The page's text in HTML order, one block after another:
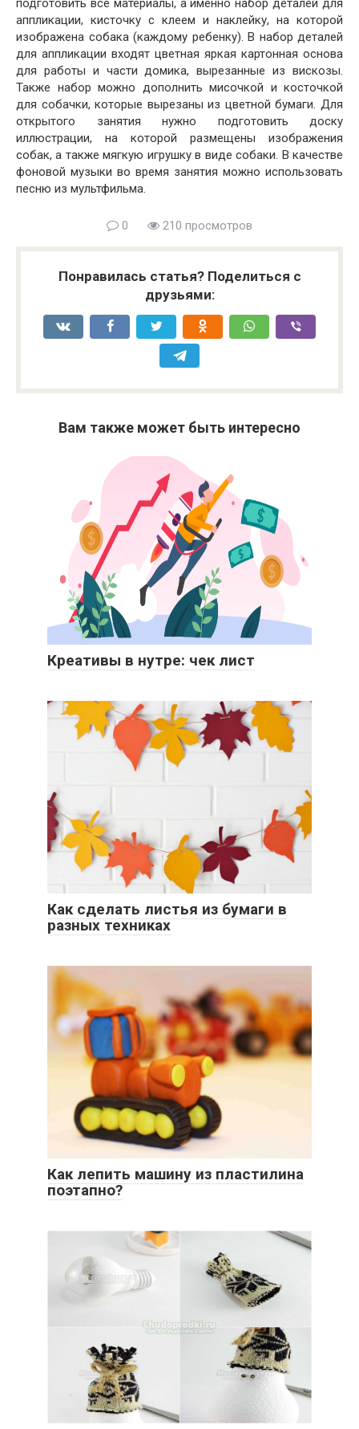
подготовить все материалы, а именно набор деталей для
аппликации, кисточку с клеем и наклейку, на которой
изображена собака (каждому ребенку). В набор деталей
для аппликации входят цветная яркая картонная основа
для работы и части домика, вырезанные из вискозы.
Также набор можно дополнить мисочкой и косточкой
для собачки, которые вырезаны из цветной бумаги. Для
открытого занятия нужно подготовить доску
иллюстрации, на которой размещены изображения
собак, а также мягкую игрушку в виде собаки. В качестве
фоновой музыки во время занятия можно использовать
песню из мультфильма.
0 210 просмотров
Понравилась статья? Поделиться с
друзьями:
Вам также может быть интересно
Креативы в нутре: чек лист
Как сделать листья из бумаги в
разных техниках
Как лепить машину из пластилина
поэтапно?